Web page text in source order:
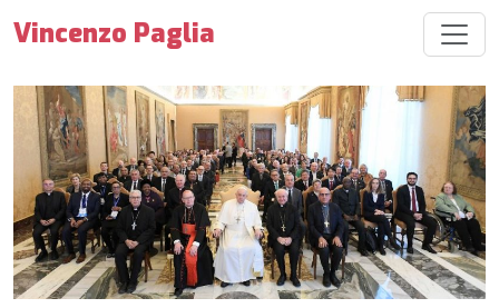
Vincenzo Paglia